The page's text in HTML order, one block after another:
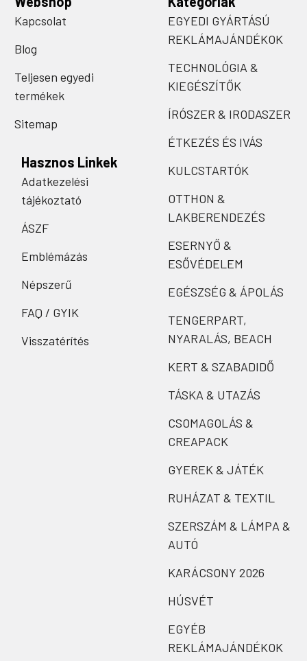
Kapcsolat
Blog
Teljesen egyedi
termékek
Sitemap
Hasznos Linkek
Adatkezelési
tájékoztató
ÁSZF
Emblémázás
Népszerű
FAQ / GYIK
Visszatérítés
EGYEDI GYÁRTÁSÚ
REKLÁMAJÁNDÉKOK
TECHNOLÓGIA &
KIEGÉSZÍTŐK
ÍRÓSZER & IRODASZER
ÉTKEZÉS ÉS IVÁS
KULCSTARTÓK
OTTHON &
LAKBERENDEZÉS
ESERNYŐ &
ESŐVÉDELEM
EGÉSZSÉG & ÁPOLÁS
TENGERPART,
NYARALÁS, BEACH
KERT & SZABADIDŐ
TÁSKA & UTAZÁS
CSOMAGOLÁS &
CREAPACK
GYEREK & JÁTÉK
RUHÁZAT & TEXTIL
SZERSZÁM & LÁMPA &
AUTÓ
KARÁCSONY 2026
HÚSVÉT
EGYÉB
REKLÁMAJÁNDÉKOK